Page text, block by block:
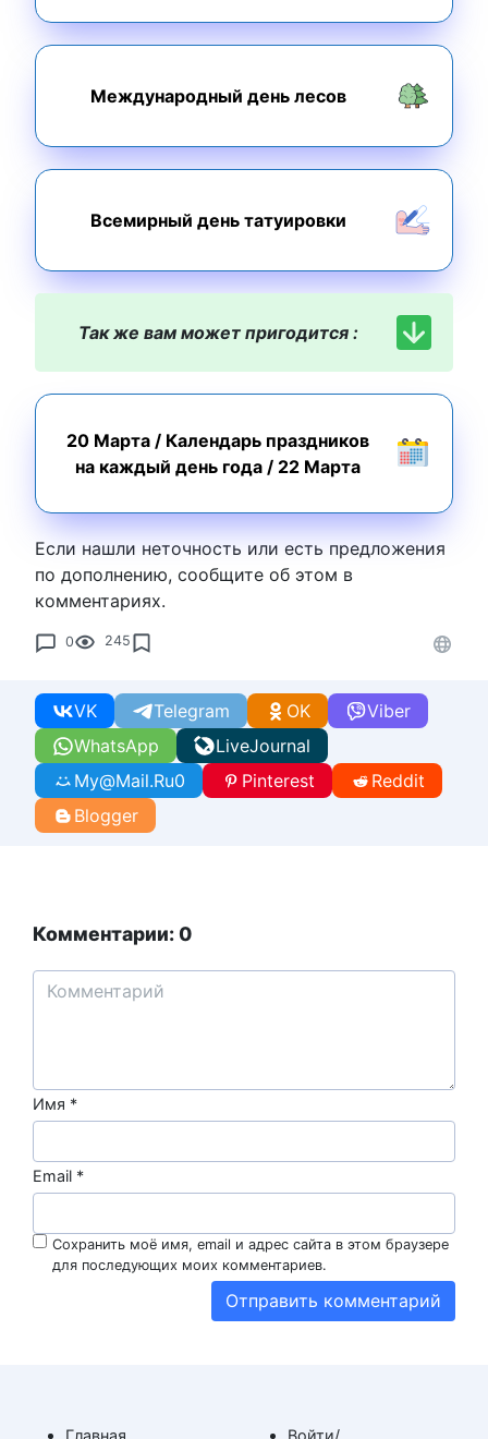
Международный день лесов
Всемирный день татуировки
Так же вам может пригодится :
20 Марта / Календарь праздников
на каждый день года / 22 Марта
Если нашли неточность или есть предложения
по дополнению, сообщите об этом в
комментариях.
0 245
WhatsApp
VK Telegram Viber
OK
LiveJournal
My@Mail.Ru0 Pinterest
Reddit
Blogger
Комментарии: 0
Имя *
Email *
Сохранить моё имя, email и адрес сайта в этом браузере
для последующих моих комментариев.
Главная Войти/